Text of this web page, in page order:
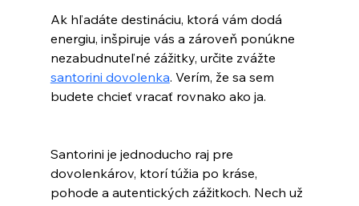
Ak hľadáte destináciu, ktorá vám dodá
energiu, inšpiruje vás a zároveň ponúkne
nezabudnuteľné zážitky, určite zvážte
santorini dovolenka. Verím, že sa sem
budete chcieť vracať rovnako ako ja.
Santorini je jednoducho raj pre
dovolenkárov, ktorí túžia po kráse,
pohode a autentických zážitkoch. Nech už